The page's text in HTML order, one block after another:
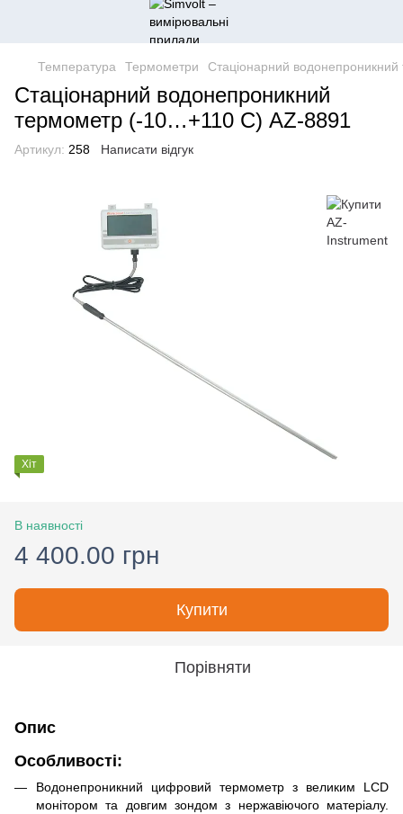
Температура Термометри Стаціонарний
Стаціонарний водонепроникний
термометр (-10…+110 С) AZ-8891
Артикул: 258 Написати відгук
Хіт
В наявності
4 400.00 грн
Купити
Порівняти
Опис
Особливості:
Водонепроникний цифровий термометр з великим LCD
монітором та довгим зондом з нержавіючого матеріалу.